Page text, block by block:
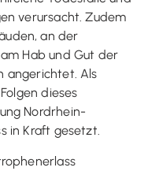
verursacht. Zudem
an der
Hab und Gut der
angerichtet. Als
dieses
Nordrhein-
in Kraft gesetzt.